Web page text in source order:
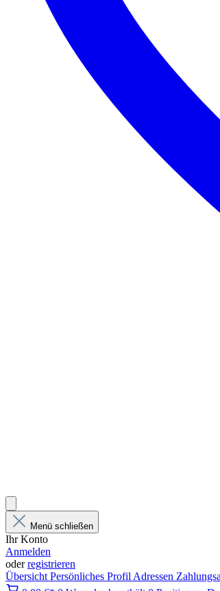
Menü schließen
Ihr Konto
Anmelden
oderregistrieren
Übersicht Persönliches Profil Adressen